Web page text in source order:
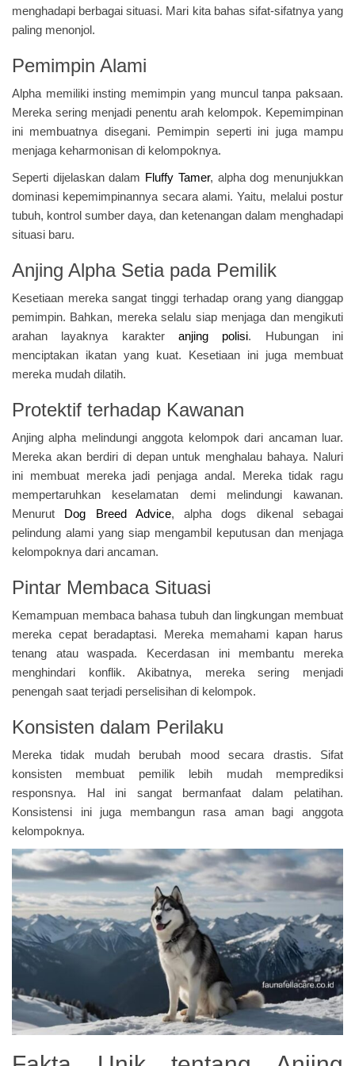
menghadapi berbagai situasi. Mari kita bahas sifat-sifatnya yang
paling menonjol.
Pemimpin Alami
Alpha memiliki insting memimpin yang muncul tanpa paksaan.
Mereka sering menjadi penentu arah kelompok. Kepemimpinan
ini membuatnya disegani. Pemimpin seperti ini juga mampu
menjaga keharmonisan di kelompoknya.
Seperti dijelaskan dalam Fluffy Tamer, alpha dog menunjukkan
dominasi kepemimpinannya secara alami. Yaitu, melalui postur
tubuh, kontrol sumber daya, dan ketenangan dalam menghadapi
situasi baru.
Anjing Alpha Setia pada Pemilik
Kesetiaan mereka sangat tinggi terhadap orang yang dianggap
pemimpin. Bahkan, mereka selalu siap menjaga dan mengikuti
arahan layaknya karakter anjing polisi. Hubungan ini
menciptakan ikatan yang kuat. Kesetiaan ini juga membuat
mereka mudah dilatih.
Protektif terhadap Kawanan
Anjing alpha melindungi anggota kelompok dari ancaman luar.
Mereka akan berdiri di depan untuk menghalau bahaya. Naluri
ini membuat mereka jadi penjaga andal. Mereka tidak ragu
mempertaruhkan keselamatan demi melindungi kawanan.
Menurut
Dog Breed Advice, alpha dogs dikenal sebagai
pelindung alami yang siap mengambil keputusan dan menjaga
kelompoknya dari ancaman.
Pintar Membaca Situasi
Kemampuan membaca bahasa tubuh dan lingkungan membuat
mereka cepat beradaptasi. Mereka memahami kapan harus
tenang atau waspada. Kecerdasan ini membantu mereka
menghindari konflik. Akibatnya, mereka sering menjadi
penengah saat terjadi perselisihan di kelompok.
Konsisten dalam Perilaku
Mereka tidak mudah berubah mood secara drastis. Sifat
konsisten membuat pemilik lebih mudah memprediksi
responsnya. Hal ini sangat bermanfaat dalam pelatihan.
Konsistensi ini juga membangun rasa aman bagi anggota
kelompoknya.